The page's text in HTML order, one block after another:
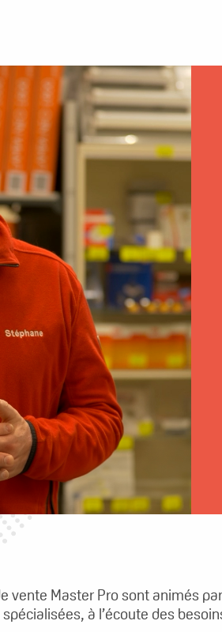
vente Master Pro sont animés
à l’écoute des